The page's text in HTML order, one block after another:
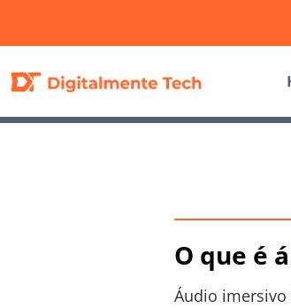
O que é
Áudio